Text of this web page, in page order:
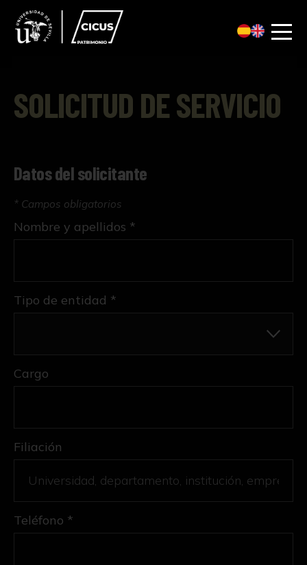
SOLICITUD DE SERVICIO
Datos del solicitante
* Campos obligatorios
Tipo de entidad *
Nombre y apellidos *
Cargo
Filiación
Teléfono *